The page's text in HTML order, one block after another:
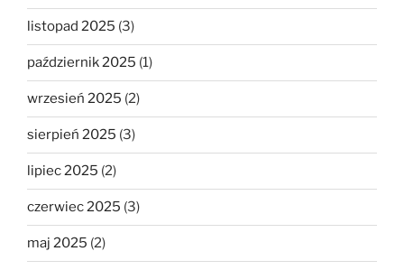
listopad 2025 (3)
październik 2025 (1)
wrzesień 2025 (2)
sierpień 2025 (3)
lipiec 2025 (2)
czerwiec 2025 (3)
maj 2025 (2)